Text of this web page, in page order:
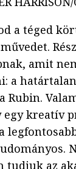
a téged
amit
a
Rubin.
egy kreatív
tudjuk az